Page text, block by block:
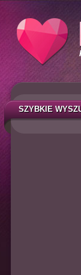
SZYBKIE